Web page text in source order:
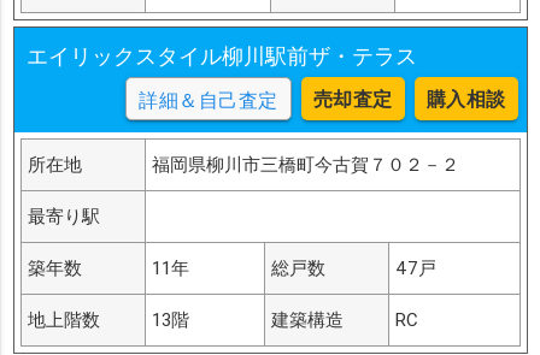
エイリックスタイル柳川駅前ザ・テラス
詳細＆自己査定 売却査定 購入相談
所在地 福岡県柳川市三橋町今古賀７０２－２
最寄り駅
築年数 11年 総戸数 47戸
地上階数 13階 建築構造 RC